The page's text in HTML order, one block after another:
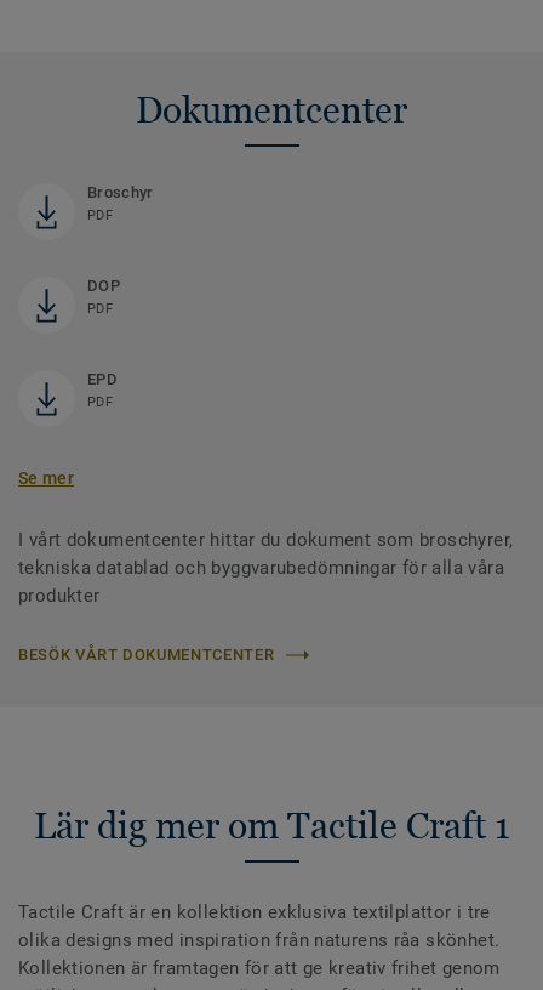
Dokumentcenter
Broschyr
PDF
DOP
PDF
EPD
PDF
Se mer
I vårt dokumentcenter hittar du dokument som broschyrer,
tekniska datablad och byggvarubedömningar för alla våra
produkter
BESÖK VÅRT DOKUMENTCENTER
Lär dig mer om Tactile Craft 1
Tactile Craft är en kollektion exklusiva textilplattor i tre
olika designs med inspiration från naturens råa skönhet.
Kollektionen är framtagen för att ge kreativ frihet genom